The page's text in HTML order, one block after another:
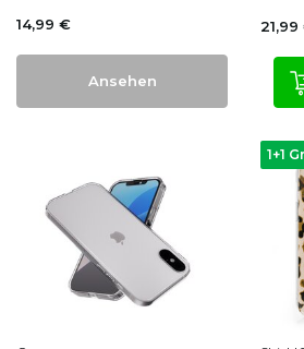
14,99 €
Ansehen
1+1